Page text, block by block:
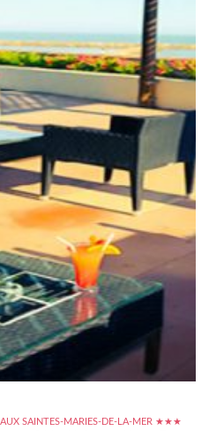
SAINTES-MARIES-DE-LA-MER ★★★